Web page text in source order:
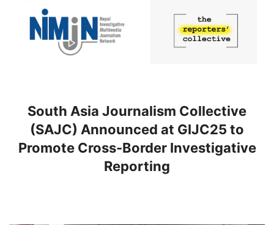
South Asia Journalism Collective
(SAJC) Announced at GIJC25 to
Promote Cross-Border Investigative
Reporting